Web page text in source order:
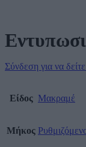
Σύνδεση για να δείτε
Είδος Μακραμέ
Μήκος